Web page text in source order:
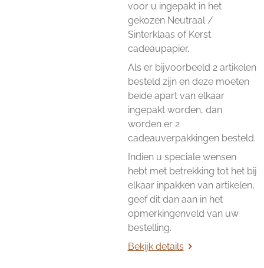
voor u ingepakt in het
gekozen Neutraal /
Sinterklaas of Kerst
cadeaupapier.
Als er bijvoorbeeld 2 artikelen
besteld zijn en deze moeten
beide apart van elkaar
ingepakt worden, dan
worden er 2
cadeauverpakkingen besteld.
Indien u speciale wensen
hebt met betrekking tot het bij
elkaar inpakken van artikelen,
geef dit dan aan in het
opmerkingenveld van uw
bestelling.
Bekijk details